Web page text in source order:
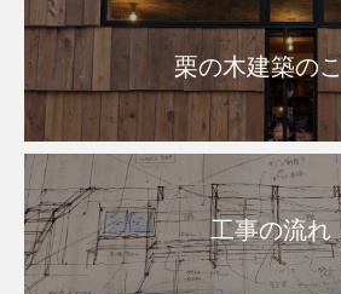
栗の木建築の
工事の流れ